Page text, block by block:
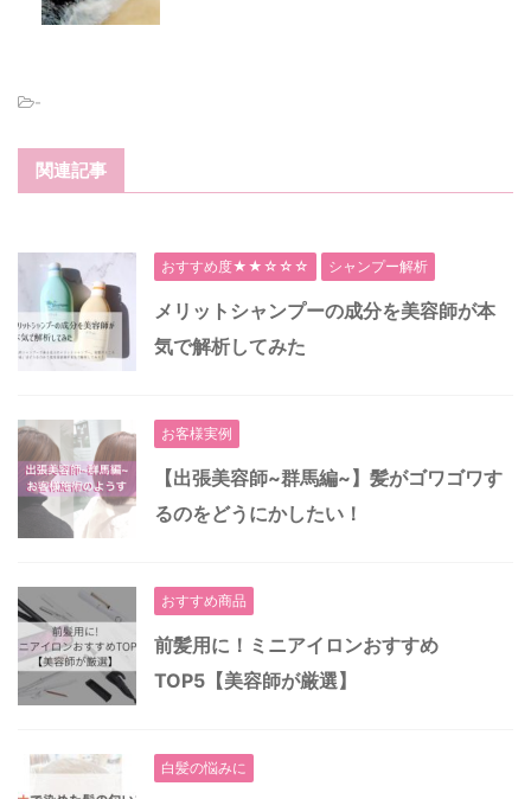
-
関連記事
おすすめ度★★☆☆☆ シャンプー解析
メリットシャンプーの成分を美容師が本
気で解析してみた
お客様実例
【出張美容師~群馬編~】髪がゴワゴワす
るのをどうにかしたい！
おすすめ商品
前髪用に！ミニアイロンおすすめ
TOP5【美容師が厳選】
白髪の悩みに